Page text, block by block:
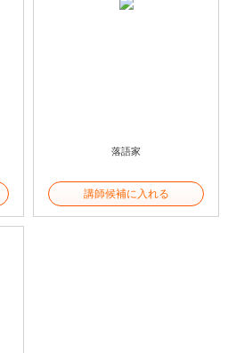
落語家
講師候補に入れる